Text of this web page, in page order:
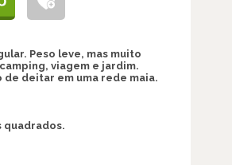
Peso leve, mas muito
viagem e jardim.
deitar em uma rede maia.
quadrados.